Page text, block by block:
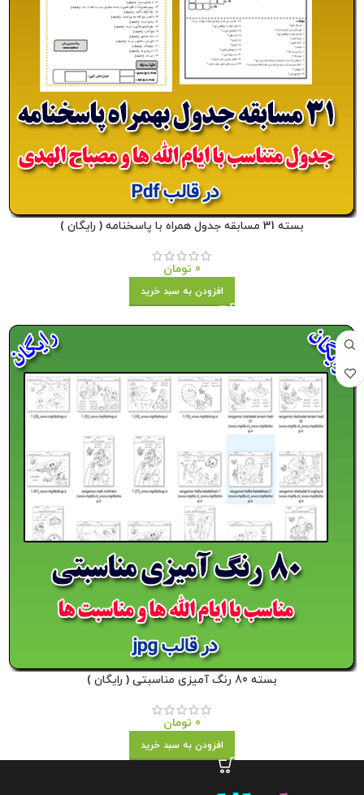
بسته 31 مسابقه جدول همراه با پاسخنامه ( رایگان )
0 تومان
افزودن به سبد خرید
بسته 80 رنگ آمیزی مناسبتی ( رایگان )
0 تومان
افزودن به سبد خرید